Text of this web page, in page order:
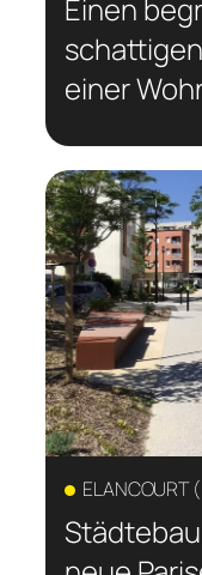
Einen
einer
ELANCOURT